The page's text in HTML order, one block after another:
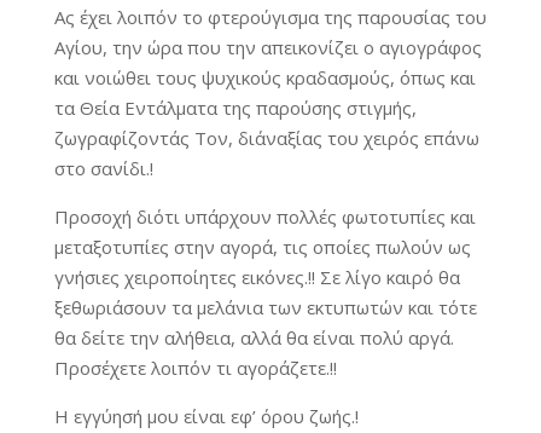
Ας έχει λοιπόν το φτερούγισμα της παρουσίας του
Αγίου, την ώρα που την απεικονίζει ο αγιογράφος
και νοιώθει τους ψυχικούς κραδασμούς, όπως και
τα Θεία Εντάλματα της παρούσης στιγμής,
ζωγραφίζοντάς Τον, δι΄αναξίας του χειρός επάνω
στο σανίδι.!
Προσοχή διότι υπάρχουν πολλές φωτοτυπίες και
μεταξοτυπίες στην αγορά, τις οποίες πωλούν ως
γνήσιες χειροποίητες εικόνες.!! Σε λίγο καιρό θα
ξεθωριάσουν τα μελάνια των εκτυπωτών και τότε
θα δείτε την αλήθεια, αλλά θα είναι πολύ αργά.
Προσέχετε λοιπόν τι αγοράζετε.!!
Η εγγύησή μου είναι εφ’ όρου ζωής.!